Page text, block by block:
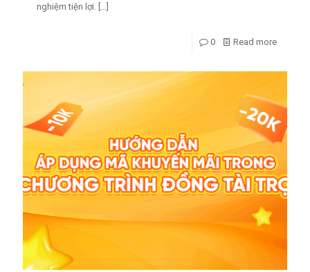
nghiệm tiện lợi. […]
0 Read more